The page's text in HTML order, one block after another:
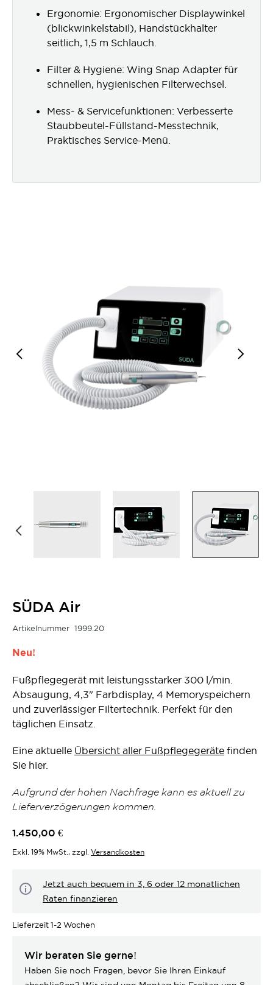
Ergonomie: Ergonomischer Displaywinkel
(blickwinkelstabil), Handstückhalter
seitlich, 1,5 m Schlauch.
Filter & Hygiene: Wing Snap Adapter für
schnellen, hygienischen Filterwechsel.
Mess- & Servicefunktionen: Verbesserte
Staubbeutel-Füllstand-Messtechnik,
Praktisches Service-Menü.
SÜDA Air
Artikelnummer 1999.20
Neu!
Fußpflegegerät mit leistungsstarker 300 l/min.
Absaugung, 4,3" Farbdisplay, 4 Memoryspeichern
und zuverlässiger Filtertechnik. Perfekt für den
täglichen Einsatz.
Eine aktuelle Übersicht aller Fußpflegegeräte finden
Sie hier.
Aufgrund der hohen Nachfrage kann es aktuell zu
Lieferverzögerungen kommen.
Jetzt auch bequem in 3, 6 oder 12 monatlichen
Raten finanzieren
1.450,00 €
Exkl. 19% MwSt. , zzgl. Versandkosten
Lieferzeit1-2 Wochen
Wir beraten Sie gerne!
Haben Sie noch Fragen, bevor Sie Ihren Einkauf